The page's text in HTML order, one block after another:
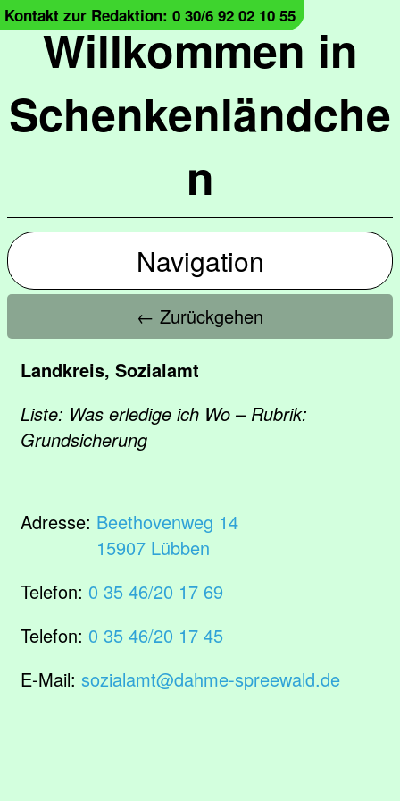
Willkommen in
Schenkenländche
n
Kontakt zur Redaktion: 0 30/6 92 02 10 55
Navigation
← Zurückgehen
Landkreis, Sozialamt
Liste: Was erledige ich Wo – Rubrik:
Grundsicherung
Adresse: Beethovenweg 14
15907 Lübben
Telefon: 0 35 46/20 17 69
Telefon: 0 35 46/20 17 45
E-Mail: sozialamt@dahme-spreewald.de